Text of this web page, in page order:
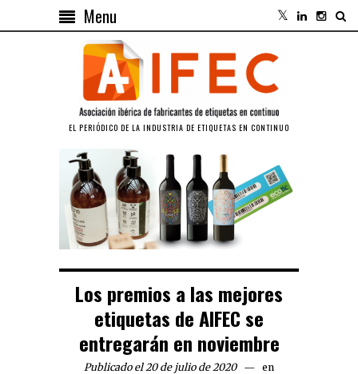
Menu
EL PERIÓDICO DE LA INDUSTRIA DE ETIQUETAS EN CONTINUO
Los premios a las mejores
etiquetas de AIFEC se
entregarán en noviembre
Publicado el 20 de julio de 2020
en